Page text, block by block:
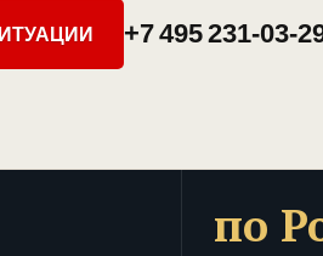
+7 495 231-03-
по